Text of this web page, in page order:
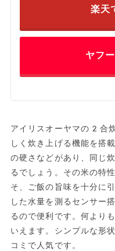
楽天
ヤフ
アイリスオーヤマの2合
しく炊き上げる機能を搭
の硬さなどがあり、同じ
るでしょう。その米の特
そ、ご飯の旨味を十分に
した水量を測るセンサー
るので便利です。何より
いえます。シンプルな形
コミで人気です。